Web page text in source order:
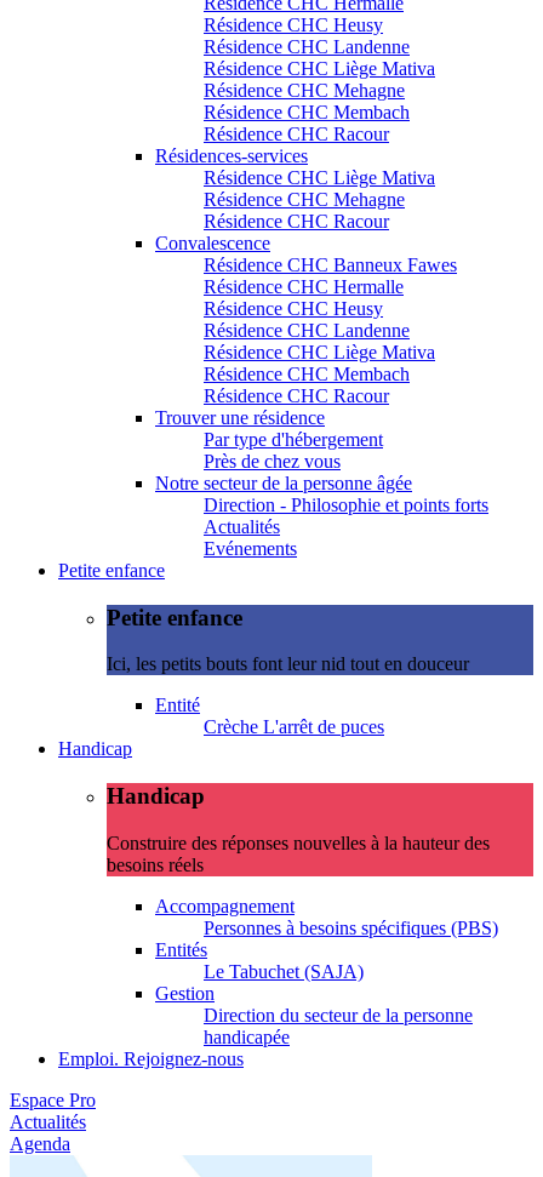
Résidence CHC Heusy
Résidence CHC Landenne
Résidence CHC Liège Mativa
Résidence CHC Mehagne
Résidence CHC Membach
Résidence CHC Racour
Résidences-services
Résidence CHC Liège Mativa
Résidence CHC Mehagne
Résidence CHC Racour
Convalescence
Résidence CHC Banneux Fawes
Résidence CHC Hermalle
Résidence CHC Heusy
Résidence CHC Landenne
Résidence CHC Liège Mativa
Résidence CHC Membach
Résidence CHC Racour
Trouver une résidence
Par type d'hébergement
Près de chez vous
Notre secteur de la personne âgée
Direction - Philosophie et points forts
Actualités
Evénements
Petite enfance
Petite enfance
Ici, les petits bouts font leur nid tout en douceur
Entité
Crèche L'arrêt de puces
Handicap
Handicap
Construire des réponses nouvelles à la hauteur des
besoins réels
Accompagnement
Personnes à besoins spécifiques (PBS)
Entités
Le Tabuchet (SAJA)
Gestion
Direction du secteur de la personne
handicapée
Emploi. Rejoignez-nous
Espace Pro
Actualités
Agenda